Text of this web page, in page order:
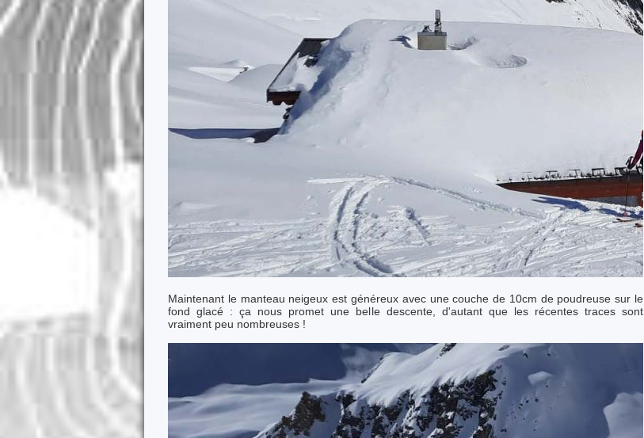
Maintenant le manteau neigeux est généreux avec une couche de 10cm de poudreuse sur le
fond glacé : ça nous promet une belle descente, d'autant que les récentes traces sont
vraiment peu nombreuses !